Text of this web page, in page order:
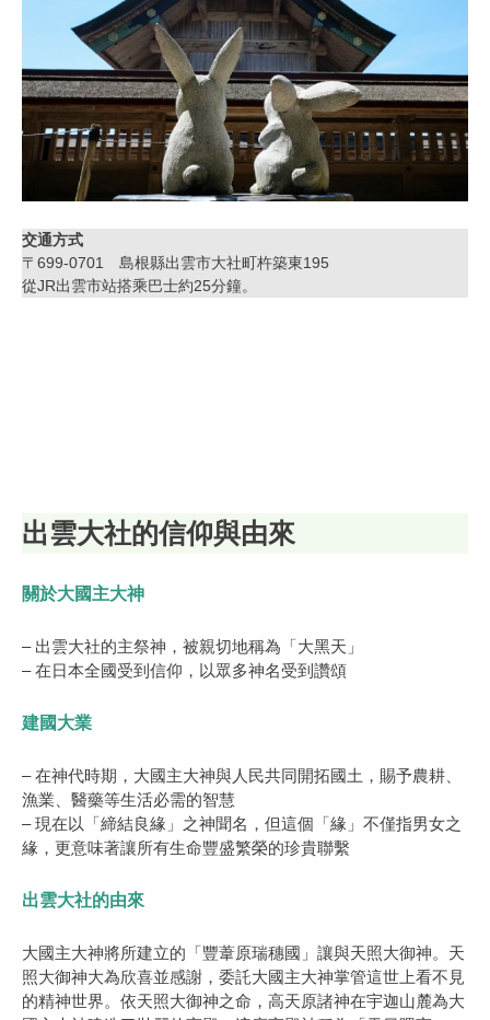
交通方式
〒699-0701 島根縣出雲市大社町杵築東195
從JR出雲市站搭乘巴士約25分鐘。
出雲大社的信仰與由來
關於大國主大神
– 出雲大社的主祭神，被親切地稱為「大黑天」
– 在日本全國受到信仰，以眾多神名受到讚頌
建國大業
– 在神代時期，大國主大神與人民共同開拓國土，賜予農耕、
漁業、醫藥等生活必需的智慧
– 現在以「締結良緣」之神聞名，但這個「緣」不僅指男女之
緣，更意味著讓所有生命豐盛繁榮的珍貴聯繫
出雲大社的由來
大國主大神將所建立的「豐葦原瑞穗國」讓與天照大御神。天
照大御神大為欣喜並感謝，委託大國主大神掌管這世上看不見
的精神世界。依天照大御神之命，高天原諸神在宇迦山麓為大